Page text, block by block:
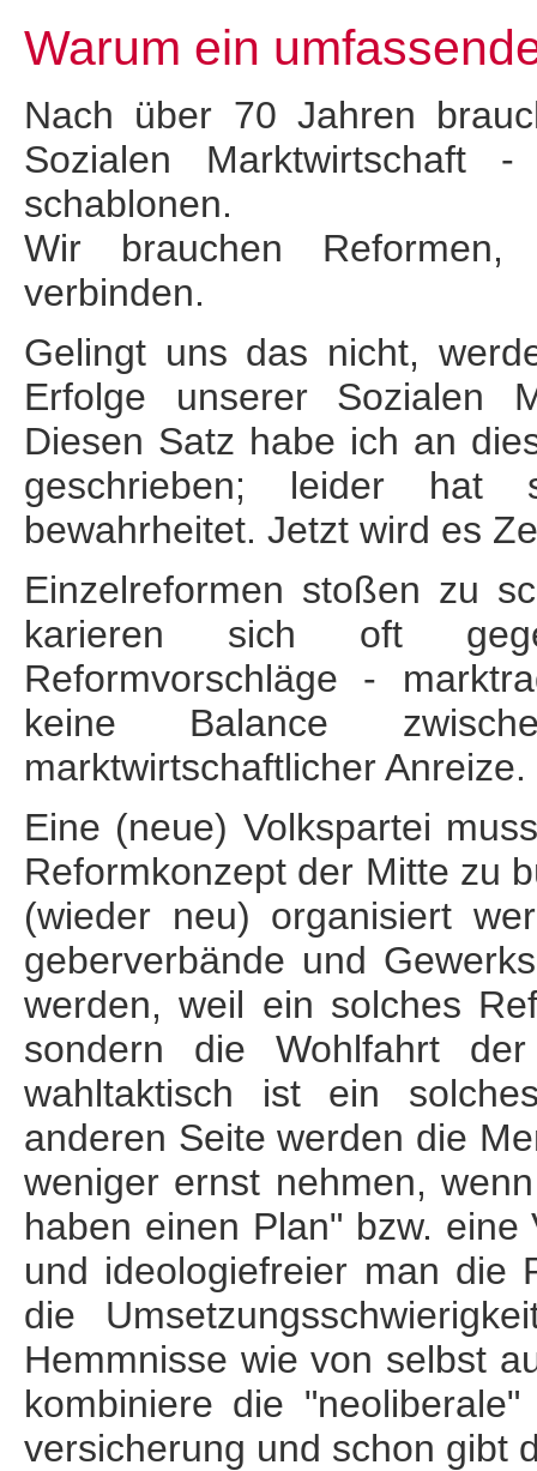
Warum ein
Nach über 70 Jahren
Sozialen Marktwirt­schaft
schablonen.
Wir brauchen
verbinden.
Gelingt uns das nicht,
Erfolge unserer Sozialen
Diesen Satz habe ich an
geschrieben; leider
bewahrheitet. Jetzt wird es
Einzelreformen stoßen zu
karieren sich oft
Reformvorschläge -
keine Balance
marktwirtschaftlicher Anreize.
Eine (neue) Volkspartei
Reform­konzept der Mitte zu
(wieder neu) organisiert
geber­verbände und
werden, weil ein solches
sondern die Wohl­fahrt
wahltaktisch ist ein
anderen Seite werden die
weniger ernst nehmen,
haben einen Plan" bzw.
und ideologiefreier man die
die
Hemmnisse wie von selbst
kombiniere die
versicherung und schon gibt